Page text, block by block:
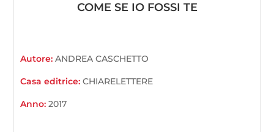
COME SE IO FOSSI TE
Autore:ANDREA CASCHETTO
Casa editrice:CHIARELETTERE
Anno:2017